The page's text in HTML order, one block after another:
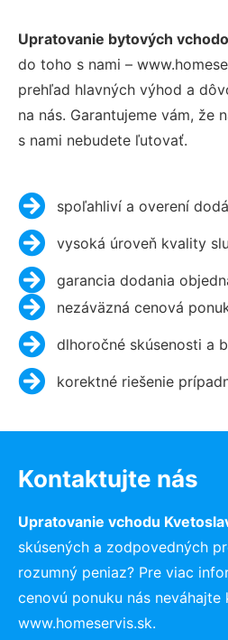
Upratovanie bytových
do toho s nami –
prehľad hlavných výhod a
na nás. Garantujeme vám, že
s nami nebudete ľutovať.
spoľahliví a overení
vysoká úroveň kvality
garancia dodania
nezáväzná cenová
dlhoročné skúsenosti a
korektné riešenie
Kontaktujte nás
Upratovanie vchodu
skúsených a zodpovedných
rozumný peniaz? Pre viac
cenovú ponuku nás
www.homeservis.sk.